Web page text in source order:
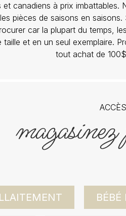
et canadiens à prix imbattables.
pièces de saisons en
car la plupart du temps,
taille et en un seul exemplaire.
tout achat de
magasinez